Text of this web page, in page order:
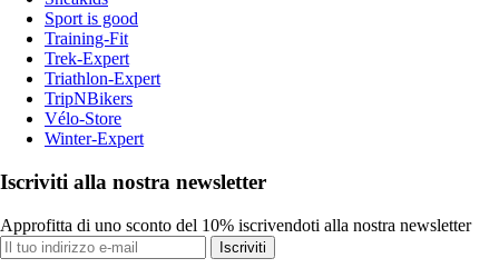
Sport is good
Training-Fit
Trek-Expert
Triathlon-Expert
TripNBikers
Vélo-Store
Winter-Expert
Iscriviti alla nostra newsletter
Approfitta di uno sconto del 10% iscrivendoti alla nostra newsletter
Iscriviti